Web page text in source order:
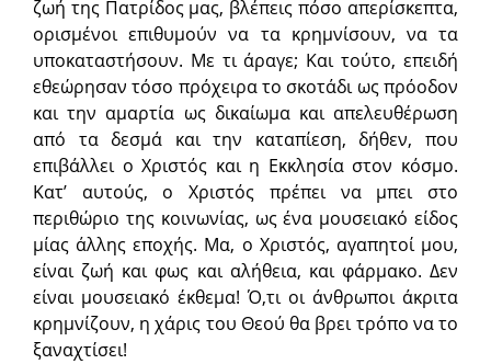
ζωή της Πατρίδος μας, βλέπεις πόσο απερίσκεπτα,
ορισμένοι επιθυμούν να τα κρημνίσουν, να τα
υποκαταστήσουν. Με τι άραγε; Και τούτο, επειδή
εθεώρησαν τόσο πρόχειρα το σκοτάδι ως πρόοδον
και την αμαρτία ως δικαίωμα και απελευθέρωση
από τα δεσμά και την καταπίεση, δήθεν, που
επιβάλλει ο Χριστός και η Εκκλησία στον κόσμο.
Κατ’ αυτούς, ο Χριστός πρέπει να μπει στο
περιθώριο της κοινωνίας, ως ένα μουσειακό είδος
μίας άλλης εποχής. Μα, ο Χριστός, αγαπητοί μου,
είναι ζωή και φως και αλήθεια, και φάρμακο. Δεν
είναι μουσειακό έκθεμα! Ό,τι οι άνθρωποι άκριτα
κρημνίζουν, η χάρις του Θεού θα βρει τρόπο να το
ξαναχτίσει!